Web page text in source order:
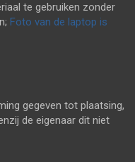
te gebruiken zonder
Foto van de laptop is
gegeven tot plaatsing,
de eigenaar dit niet